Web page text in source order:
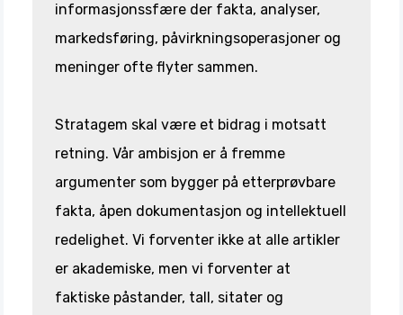
informasjonssfære der fakta, analyser,
markedsføring, påvirkningsoperasjoner og
meninger ofte flyter sammen.
Stratagem skal være et bidrag i motsatt
retning. Vår ambisjon er å fremme
argumenter som bygger på etterprøvbare
fakta, åpen dokumentasjon og intellektuell
redelighet. Vi forventer ikke at alle artikler
er akademiske, men vi forventer at
faktiske påstander, tall, sitater og